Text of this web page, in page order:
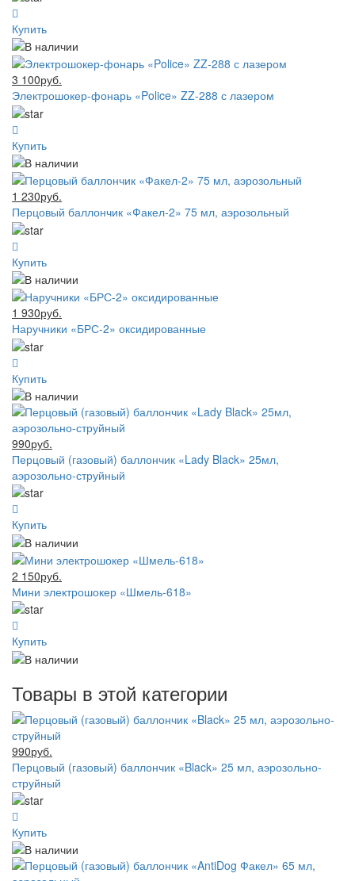
Купить
3 100руб.
Электрошокер-фонарь «Police» ZZ-288 с лазером
Купить
1 230руб.
Перцовый баллончик «Факел-2» 75 мл, аэрозольный
Купить
1 930руб.
Наручники «БРС-2» оксидированные
Купить
990руб.
Перцовый (газовый) баллончик «Lady Black» 25мл,
аэрозольно-струйный
Купить
2 150руб.
Мини электрошокер «Шмель-618»
Купить
Товары в этой категории
990руб.
Перцовый (газовый) баллончик «Black» 25 мл, аэрозольно-
струйный
Купить